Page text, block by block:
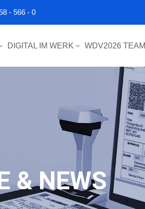
- 566 - 0
DIGITAL IM WERK WDV2026 TEAM
& NEWS